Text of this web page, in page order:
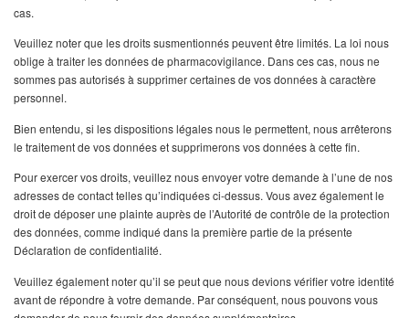
cas.
Veuillez noter que les droits susmentionnés peuvent être limités. La loi nous
oblige à traiter les données de pharmacovigilance. Dans ces cas, nous ne
sommes pas autorisés à supprimer certaines de vos données à caractère
personnel.
Bien entendu, si les dispositions légales nous le permettent, nous arrêterons
le traitement de vos données et supprimerons vos données à cette fin.
Pour exercer vos droits, veuillez nous envoyer votre demande à l’une de nos
adresses de contact telles qu’indiquées ci-dessus. Vous avez également le
droit de déposer une plainte auprès de l’Autorité de contrôle de la protection
des données, comme indiqué dans la première partie de la présente
Déclaration de confidentialité.
Veuillez également noter qu’il se peut que nous devions vérifier votre identité
avant de répondre à votre demande. Par conséquent, nous pouvons vous